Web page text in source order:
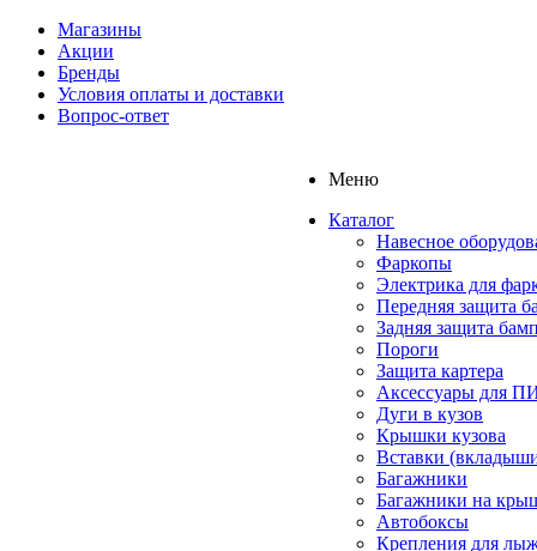
Магазины
Акции
Бренды
Условия оплаты и доставки
Вопрос-ответ
Меню
Каталог
Навесное
Фаркопы
Электрика для
Передняя защита
Задняя защита
Пороги
Защита картера
Аксессуары для
Дуги в кузов
Крышки кузова
Вставки
Багажники
Багажники на
Автобоксы
Крепления для